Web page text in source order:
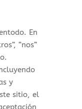
En
“nos”
y
sitio, el